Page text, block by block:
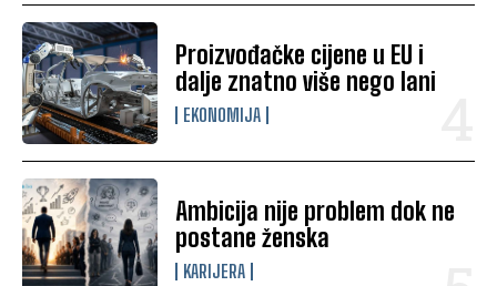
Proizvođačke cijene u EU i
dalje znatno više nego lani
EKONOMIJA
Ambicija nije problem dok ne
postane ženska
KARIJERA